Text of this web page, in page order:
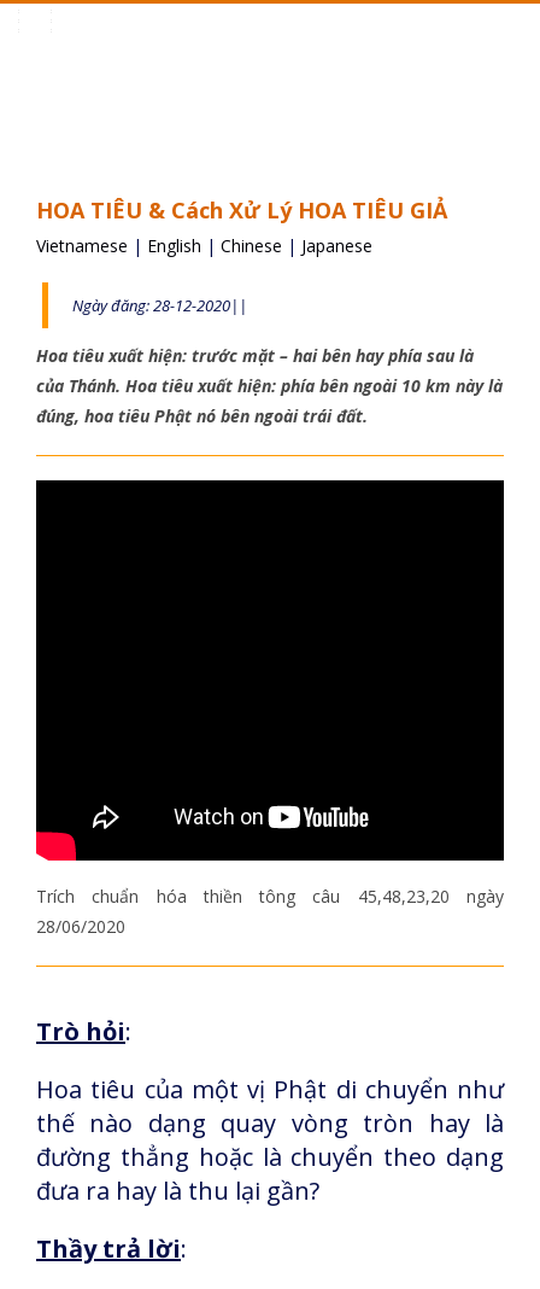
HOA TIÊU & Cách Xử Lý HOA TIÊU GIẢ
Vietnamese | English | Chinese | Japanese
Ngày đăng: 28-12-2020||
Hoa tiêu xuất hiện: trước mặt – hai bên hay phía sau là
của Thánh. Hoa tiêu xuất hiện: phía bên ngoài 10 km này là
đúng, hoa tiêu Phật nó bên ngoài trái đất.
Trích chuẩn hóa thiền tông câu 45,48,23,20 ngày
28/06/2020
Trò hỏi:
Hoa tiêu của một vị Phật di chuyển như
thế nào dạng quay vòng tròn hay là
đường thẳng hoặc là chuyển theo dạng
đưa ra hay là thu lại gần?
Thầy trả lời: